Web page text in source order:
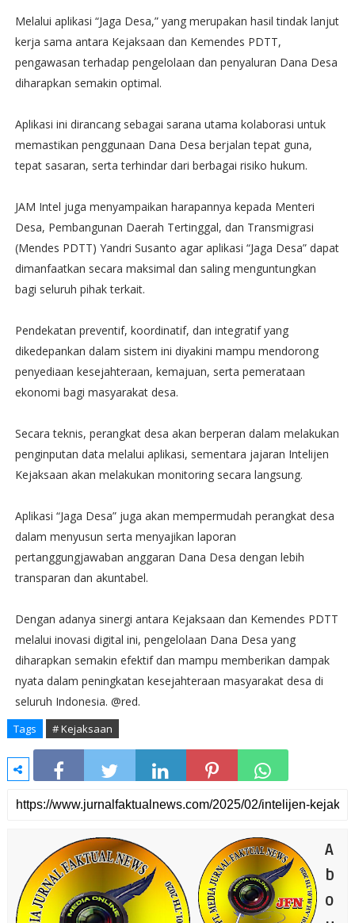
Melalui aplikasi “Jaga Desa,” yang merupakan hasil tindak lanjut
kerja sama antara Kejaksaan dan Kemendes PDTT,
pengawasan terhadap pengelolaan dan penyaluran Dana Desa
diharapkan semakin optimal.
Aplikasi ini dirancang sebagai sarana utama kolaborasi untuk
memastikan penggunaan Dana Desa berjalan tepat guna,
tepat sasaran, serta terhindar dari berbagai risiko hukum.
JAM Intel juga menyampaikan harapannya kepada Menteri
Desa, Pembangunan Daerah Tertinggal, dan Transmigrasi
(Mendes PDTT) Yandri Susanto agar aplikasi “Jaga Desa” dapat
dimanfaatkan secara maksimal dan saling menguntungkan
bagi seluruh pihak terkait.
Pendekatan preventif, koordinatif, dan integratif yang
dikedepankan dalam sistem ini diyakini mampu mendorong
penyediaan kesejahteraan, kemajuan, serta pemerataan
ekonomi bagi masyarakat desa.
Secara teknis, perangkat desa akan berperan dalam melakukan
penginputan data melalui aplikasi, sementara jajaran Intelijen
Kejaksaan akan melakukan monitoring secara langsung.
Aplikasi “Jaga Desa” juga akan mempermudah perangkat desa
dalam menyusun serta menyajikan laporan
pertanggungjawaban anggaran Dana Desa dengan lebih
transparan dan akuntabel.
Dengan adanya sinergi antara Kejaksaan dan Kemendes PDTT
melalui inovasi digital ini, pengelolaan Dana Desa yang
diharapkan semakin efektif dan mampu memberikan dampak
nyata dalam peningkatan kesejahteraan masyarakat desa di
seluruh Indonesia. @red.
Tags # Kejaksaan
A
b
o